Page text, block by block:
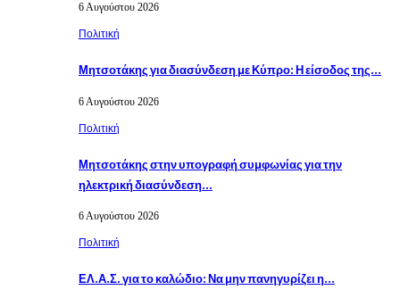
6 Αυγούστου 2026
Πολιτική
Μητσοτάκης για διασύνδεση με Κύπρο: Η είσοδος της…
6 Αυγούστου 2026
Πολιτική
Μητσοτάκης στην υπογραφή συμφωνίας για την
ηλεκτρική διασύνδεση…
6 Αυγούστου 2026
Πολιτική
ΕΛ.Α.Σ. για το καλώδιο: Να μην πανηγυρίζει η…